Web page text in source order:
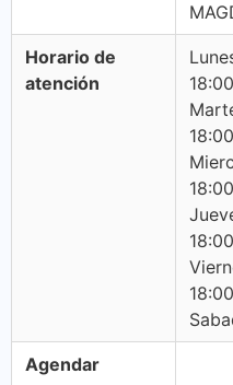
Horario de
atención
18:00
18:00
18:00
18:00
18:00
Agendar